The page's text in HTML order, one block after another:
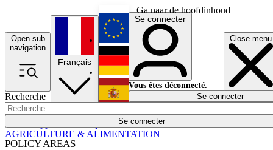
Ga naar de hoofdinhoud
Open sub
navigation
Close menu
Recherche
Se connecter
POLICY AREAS
Économie
Français
English
Deutsch
Español
Se connecter
Vous êtes déconnecté.
Se connecter
AGRICULTURE & ALIMENTATION